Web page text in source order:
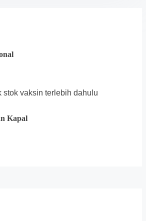
stok vaksin terlebih dahulu
Kapal